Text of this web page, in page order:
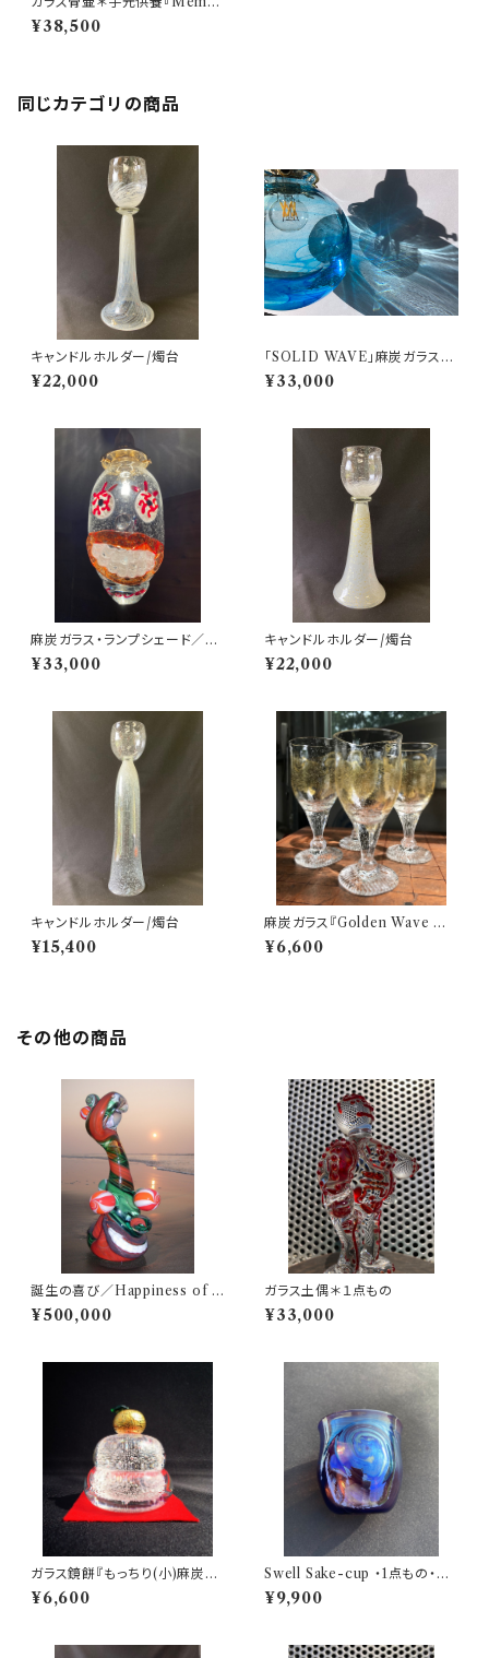
ies 想いで』＊練り込み模様 マ
ーブルシリーズ(虹色)＊麻炭ガラ
¥38,500
同じカテゴリの商品
キャンドルホルダー/燭台
¥22,000
「SOLID WAVE」麻炭ガラス・
ランプシェード/スカイブルー/球
体 E17ソケット (ヒマラヤ産原種
¥33,000
麻炭ガラス・ランプシェード／L
OVE SMILE 愛と笑顔 E17
ソケット (ヒマラヤ産原種 麻炭使
¥33,000
キャンドルホルダー/燭台
¥22,000
キャンドルホルダー/燭台
¥15,400
麻炭ガラス『Golden Wave ゴ
ブレット ワイングラス』(ヒマラヤ
産原種麻炭使用)
¥6,600
その他の商品
誕生の喜び／Happiness of B
irth
¥500,000
ガラス土偶＊１点もの
¥33,000
ガラス鏡餅『もっちり(小)麻炭気
泡(ヒマラヤ産原種麻炭使用)』受
注制作
¥6,600
Swell Sake-cup ・1点もの・波
のように唯一無二
¥9,900